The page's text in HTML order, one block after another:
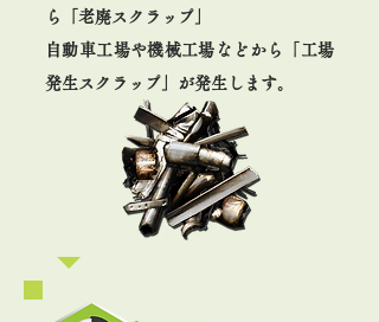
ら「老廃スクラップ」
自動車工場や機械工場などから「工場
発生スクラップ」が発生します。